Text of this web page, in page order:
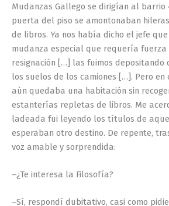
Mudanzas Gallego se dirigían al barrio
puerta del piso se amontonaban
de libros. Ya nos había dicho el jefe
mudanza especial que requería fuerza
resignación […] las fuimos depositando
los suelos de los camiones […]. Pero
aún quedaba una habitación sin
estanterías repletas de libros. Me
ladeada fui leyendo los títulos de
esperaban otro destino. De repente,
voz amable y sorprendida:
–¿Te interesa la Filosofía?
–Sí, respondí dubitativo, casi como